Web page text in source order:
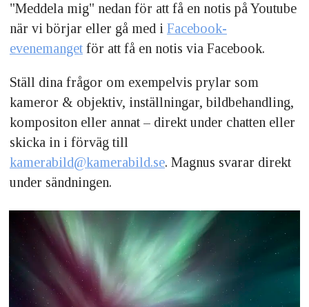
"Meddela mig" nedan för att få en notis på Youtube
när vi börjar eller gå med i Facebook-
evenemangetför att få en notis via Facebook.
Ställ dina frågor om exempelvis prylar som
kameror & objektiv, inställningar, bildbehandling,
kompositon eller annat – direkt under chatten eller
skicka in i förväg till
kamerabild@kamerabild.se. Magnus svarar direkt
under sändningen.